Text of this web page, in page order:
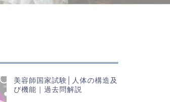
美容師国家試験│人体の構造及
び機能｜過去問解説